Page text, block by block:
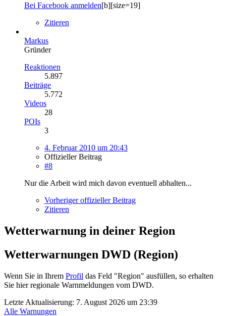
Bei Facebook anmelden[b][size=19]
Zitieren
Markus
Gründer
Reaktionen
5.897
Beiträge
5.772
Videos
28
POIs
3
4. Februar 2010 um 20:43
Offizieller Beitrag
#8
Nur die Arbeit wird mich davon eventuell abhalten...
Vorheriger offizieller Beitrag
Zitieren
Wetterwarnung in deiner Region
Wetterwarnungen DWD (Region)
Wenn Sie in Ihrem Profil das Feld "Region" ausfüllen, so erhalten
Sie hier regionale Warnmeldungen vom DWD.
Letzte Aktualisierung: 7. August 2026 um 23:39
Alle Warnungen